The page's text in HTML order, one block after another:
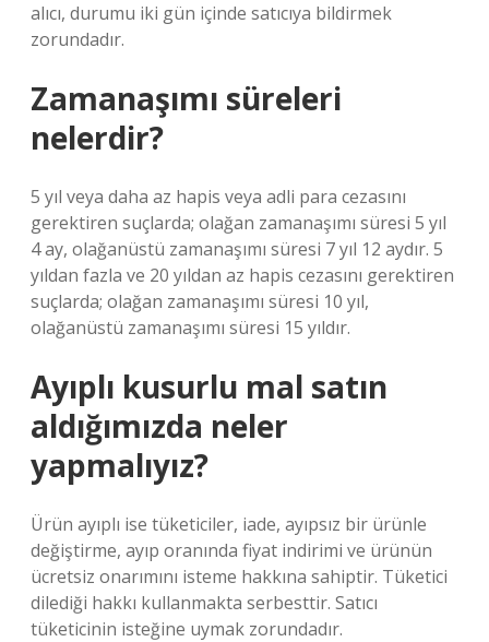
alıcı, durumu iki gün içinde satıcıya bildirmek
zorundadır.
Zamanaşımı süreleri
nelerdir?
5 yıl veya daha az hapis veya adli para cezasını
gerektiren suçlarda; olağan zamanaşımı süresi 5 yıl
4 ay, olağanüstü zamanaşımı süresi 7 yıl 12 aydır. 5
yıldan fazla ve 20 yıldan az hapis cezasını gerektiren
suçlarda; olağan zamanaşımı süresi 10 yıl,
olağanüstü zamanaşımı süresi 15 yıldır.
Ayıplı kusurlu mal satın
aldığımızda neler
yapmalıyız?
Ürün ayıplı ise tüketiciler, iade, ayıpsız bir ürünle
değiştirme, ayıp oranında fiyat indirimi ve ürünün
ücretsiz onarımını isteme hakkına sahiptir. Tüketici
dilediği hakkı kullanmakta serbesttir. Satıcı
tüketicinin isteğine uymak zorundadır.